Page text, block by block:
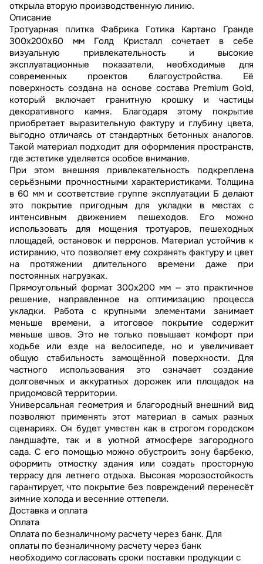
открыла вторую производственную линию.
Описание
Тротуарная плитка Фабрика Готика Картано Гранде
300х200х60 мм Голд Кристалл сочетает в себе
визуальную привлекательность и высокие
эксплуатационные показатели, необходимые для
современных проектов благоустройства. Её
поверхность создана на основе состава Premium Gold,
который включает гранитную крошку и частицы
декоративного камня. Благодаря этому покрытие
приобретает выразительную фактуру и глубину цвета,
выгодно отличаясь от стандартных бетонных аналогов.
Такой материал подходит для оформления пространств,
где эстетике уделяется особое внимание.
При этом внешняя привлекательность подкреплена
серьёзными прочностными характеристиками. Толщина
в 60 мм и соответствие группе эксплуатации Б делают
это покрытие пригодным для укладки в местах с
интенсивным движением пешеходов. Его можно
использовать для мощения тротуаров, пешеходных
площадей, остановок и перронов. Материал устойчив к
истиранию, что позволяет ему сохранять фактуру и цвет
на протяжении длительного времени даже при
постоянных нагрузках.
Прямоугольный формат 300х200 мм — это практичное
решение, направленное на оптимизацию процесса
укладки. Работа с крупными элементами занимает
меньше времени, а итоговое покрытие содержит
меньше швов. Это не только повышает комфорт при
ходьбе или езде на велосипеде, но и увеличивает
общую стабильность замощённой поверхности. Для
частного использования это означает создание
долговечных и аккуратных дорожек или площадок на
придомовой территории.
Универсальная геометрия и благородный внешний вид
позволяют применять этот материал в самых разных
сценариях. Он будет уместен как в строгом городском
ландшафте, так и в уютной атмосфере загородного
сада. С его помощью можно обустроить зону барбекю,
оформить отмостку здания или создать просторную
террасу для летнего отдыха. Высокая морозостойкость
гарантирует, что покрытие без повреждений перенесёт
зимние холода и весенние оттепели.
Доставка и оплата
Оплата
Оплата по безналичному расчету через банк. Для
оплаты по безналичному расчету через банк
необходимо согласовать сроки поставки продукции с